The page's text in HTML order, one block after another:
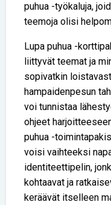
puhua -työkaluja,
teemoja olisi
Lupa puhua -
liittyvät teemat ja
sopivatkin
hampaidenpesun
voi tunnistaa
ohjeet
puhua -
voisi vaihteeksi
identiteettipelin,
kohtaavat ja
keräävät itselleen